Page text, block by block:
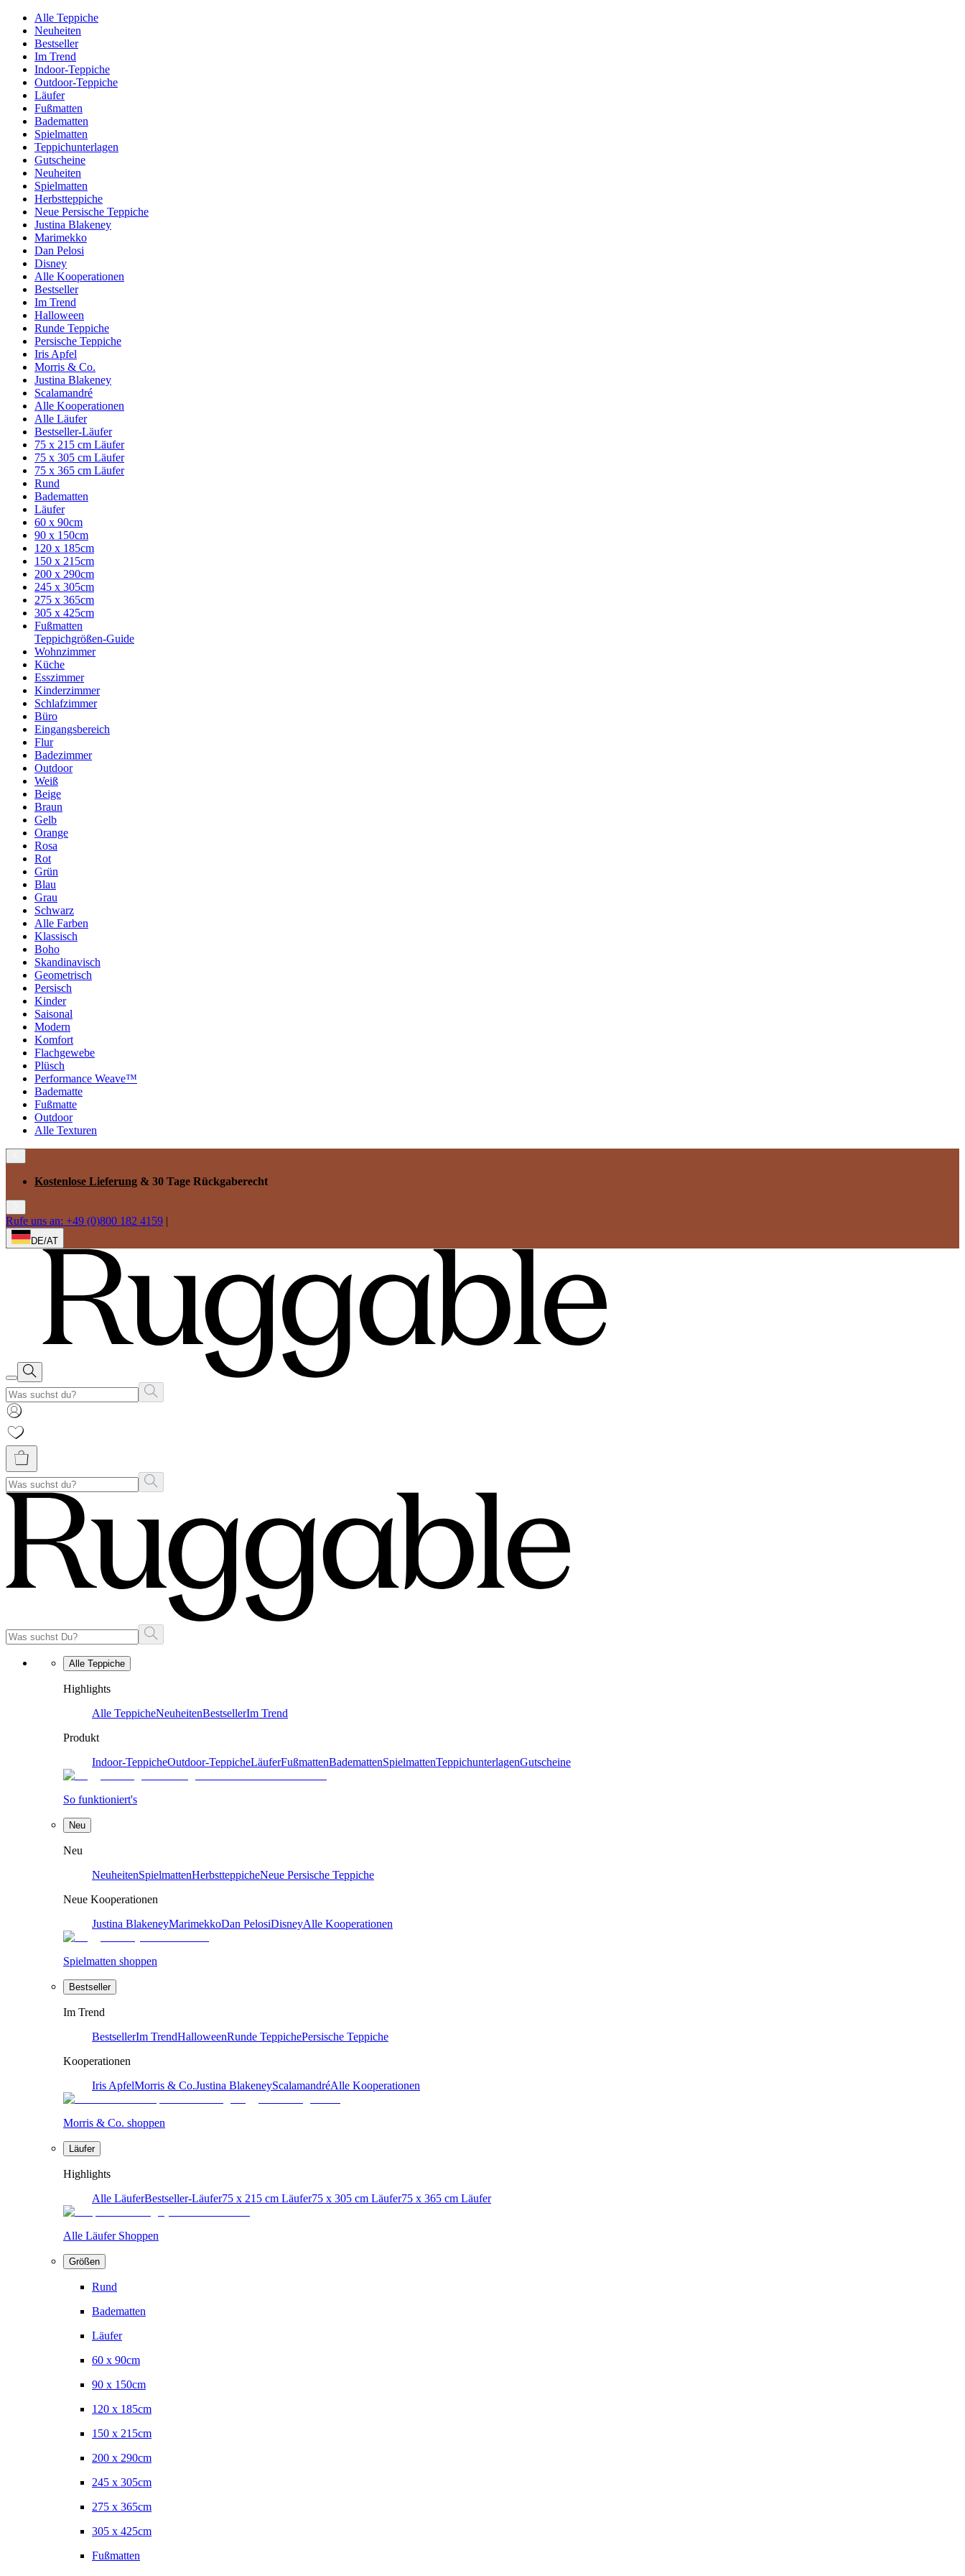
Alle Teppiche
Neuheiten
Bestseller
Im Trend
Indoor-Teppiche
Outdoor-Teppiche
Läufer
Fußmatten
Badematten
Spielmatten
Teppichunterlagen
Gutscheine
Neuheiten
Spielmatten
Herbstteppiche
Neue Persische Teppiche
Justina Blakeney
Marimekko
Dan Pelosi
Disney
Alle Kooperationen
Bestseller
Im Trend
Halloween
Runde Teppiche
Persische Teppiche
Iris Apfel
Morris & Co.
Justina Blakeney
Scalamandré
Alle Kooperationen
Alle Läufer
Bestseller-Läufer
75 x 215 cm Läufer
75 x 305 cm Läufer
75 x 365 cm Läufer
Rund
Badematten
Läufer
60 x 90cm
90 x 150cm
120 x 185cm
150 x 215cm
200 x 290cm
245 x 305cm
275 x 365cm
305 x 425cm
Fußmatten
Teppichgrößen-Guide
Wohnzimmer
Küche
Esszimmer
Kinderzimmer
Schlafzimmer
Büro
Eingangsbereich
Flur
Badezimmer
Outdoor
Weiß
Beige
Braun
Gelb
Orange
Rosa
Rot
Grün
Blau
Grau
Schwarz
Alle Farben
Klassisch
Boho
Skandinavisch
Geometrisch
Persisch
Kinder
Saisonal
Modern
Komfort
Flachgewebe
Plüsch
Performance Weave™
Badematte
Fußmatte
Outdoor
Alle Texturen
Kostenlose Lieferung & 30 Tage Rückgaberecht
Rufe uns an: +49 (0)800 182 4159 |
DE/AT
Alle Teppiche
Highlights
Alle TeppicheNeuheitenBestsellerIm Trend
Produkt
Indoor-TeppicheOutdoor-TeppicheLäuferFußmattenBademattenSpielmattenTeppichunterlagenGutscheine
So funktioniert's
Neu
Neu
NeuheitenSpielmattenHerbstteppicheNeue Persische Teppiche
Neue Kooperationen
Justina BlakeneyMarimekkoDan PelosiDisneyAlle Kooperationen
Spielmatten shoppen
Bestseller
Im Trend
BestsellerIm TrendHalloweenRunde TeppichePersische Teppiche
Kooperationen
Iris ApfelMorris & Co.Justina BlakeneyScalamandréAlle Kooperationen
Morris & Co. shoppen
Läufer
Highlights
Alle LäuferBestseller-Läufer75 x 215 cm Läufer75 x 305 cm Läufer75 x 365 cm Läufer
Alle Läufer Shoppen
Größen
Rund
Badematten
Läufer
60 x 90cm
90 x 150cm
120 x 185cm
150 x 215cm
200 x 290cm
245 x 305cm
275 x 365cm
305 x 425cm
Fußmatten